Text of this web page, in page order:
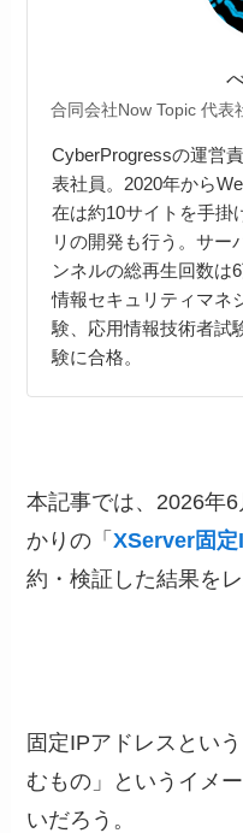
合同会社Now Topic 代
CyberProgressの運営
表社員。2020年から
在は約10サイトを手掛
リの開発も行う。サー
ンネルの総再生回数は
情報セキュリティマネ
験、応用情報技術者試
験に合格。
本記事では、2026年
かりの「XServer固定
約・検証した結果をレ
固定IPアドレスとい
むもの」というイメ
いだろう。